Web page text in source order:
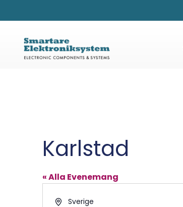
Karlstad
« Alla Evenemang
Address
Sverige